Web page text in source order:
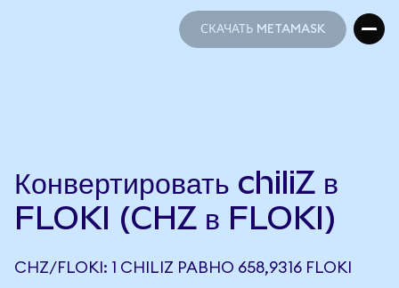
СКАЧАТЬ METAMASK
Конвертировать chiliZ в
FLOKI (CHZ в FLOKI)
CHZ/FLOKI: 1 CHILIZ РАВНО 658,9316 FLOKI